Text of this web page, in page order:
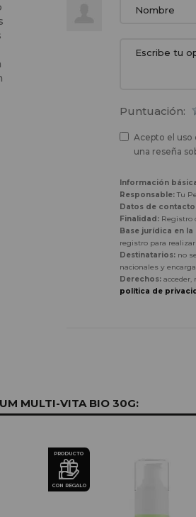
Puntuación:
Acepto el uso
una reseña
Información
Responsable:Tu
Datos de
Finalidad:Registro
Base jurídica en
registro para
Destinatarios:no
nacionales y
Derechos:acceder,
política de
MULTI-VITA BIO 30G:
PRODUCTO
CON REGALO